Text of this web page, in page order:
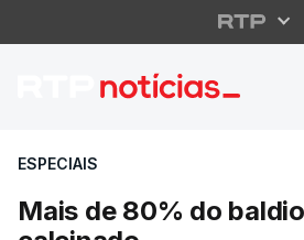
Mais de
ESPECIAIS
Mais de 80% do